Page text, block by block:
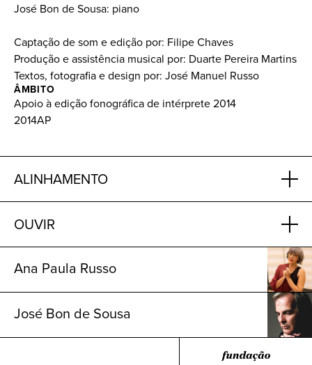
José Bon de Sousa: piano
Captação de som e edição por: Filipe Chaves
Produção e assistência musical por: Duarte Pereira Martins
Textos, fotografia e design por: José Manuel Russo
ÂMBITO
Apoio à edição fonográfica de intérprete 2014
2014AP
ALINHAMENTO
OUVIR
Ana Paula Russo
José Bon de Sousa